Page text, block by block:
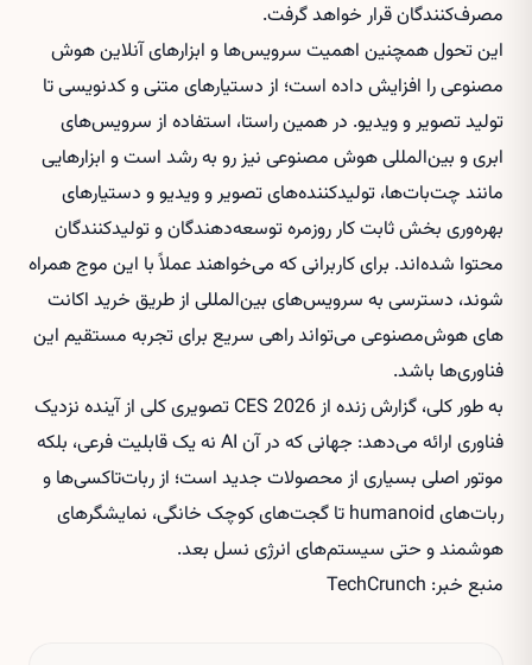
مصرف‌کنندگان قرار خواهد گرفت.
این تحول همچنین اهمیت سرویس‌ها و ابزارهای آنلاین هوش
مصنوعی را افزایش داده است؛ از دستیارهای متنی و کدنویسی تا
تولید تصویر و ویدیو. در همین راستا، استفاده از سرویس‌های
ابری و بین‌المللی هوش مصنوعی نیز رو به رشد است و ابزارهایی
مانند چت‌بات‌ها، تولیدکننده‌های تصویر و ویدیو و دستیارهای
بهره‌وری بخش ثابت کار روزمره توسعه‌دهندگان و تولیدکنندگان
محتوا شده‌اند. برای کاربرانی که می‌خواهند عملاً با این موج همراه
شوند، دسترسی به سرویس‌های بین‌المللی از طریق خرید اکانت
های هوش‌مصنوعی می‌تواند راهی سریع برای تجربه مستقیم این
فناوری‌ها باشد.
به طور کلی، گزارش زنده از CES 2026 تصویری کلی از آینده نزدیک
فناوری ارائه می‌دهد: جهانی که در آن AI نه یک قابلیت فرعی، بلکه
موتور اصلی بسیاری از محصولات جدید است؛ از ربات‌تاکسی‌ها و
ربات‌های humanoid تا گجت‌های کوچک خانگی، نمایشگرهای
هوشمند و حتی سیستم‌های انرژی نسل بعد.
منبع خبر: TechCrunch